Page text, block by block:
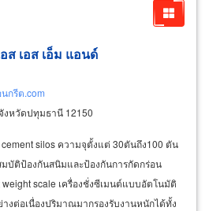
ส เอส เอ็ม แอนด์
กรีต.com
งหวัดปทุมธานี 12150
silos ความจุตั้งแต่ 30ตันถึง100 ตัน
บัติป้องกันสนิมและป้องกันการกัดกร่อน
scale เครื่องชั่งซีเมนต์แบบอัตโนมัติ
งต่อเนื่องปริมาณมากรองรับงานหนักได้ทั้ง